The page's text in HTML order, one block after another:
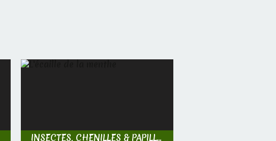
INSECTES, CHENILLES & PAPILLONS